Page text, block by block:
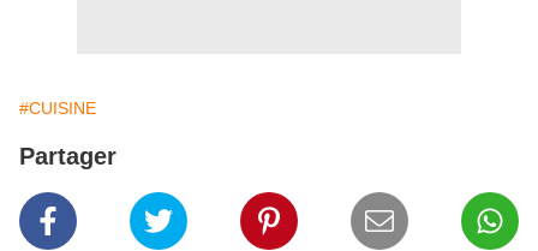
#CUISINE
Partager